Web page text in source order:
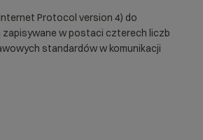
Protocol version 4) do
zapisywane w postaci czterech liczb
standardów w komunikacji